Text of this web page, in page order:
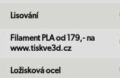
Lisování
Filament PLA od 179,- na
www.tiskve3d.cz
Ložisková ocel